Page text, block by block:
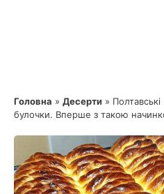
Головна » Десерти » Полтавські
булочки. Вперше з такою